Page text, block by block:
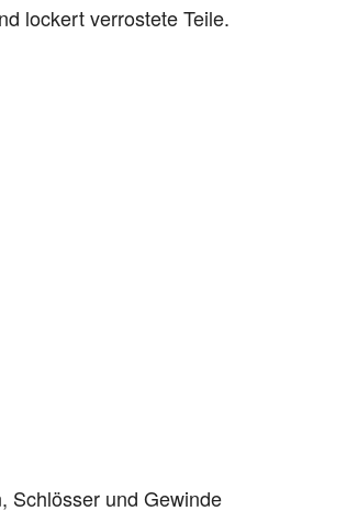
lockert verrostete Teile.
Schlösser und Gewinde